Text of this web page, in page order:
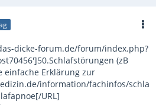
dicke-forum.de/forum/index.php?
(zB
einfache Erklärung zur
information/fachinfos/schla
URL]